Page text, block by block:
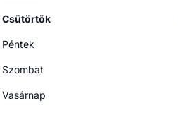
Csütörtök
Péntek
Szombat
Vasárnap